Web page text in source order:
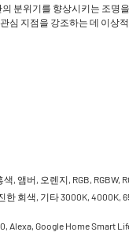
분위기를 향상시키는 조명
심 지점을 강조하는 데 이상
, 앰버, 오렌지, RGB, RGBW,
한 회색, 기타 3000K, 4000K,
Alexa, Google Home Smart